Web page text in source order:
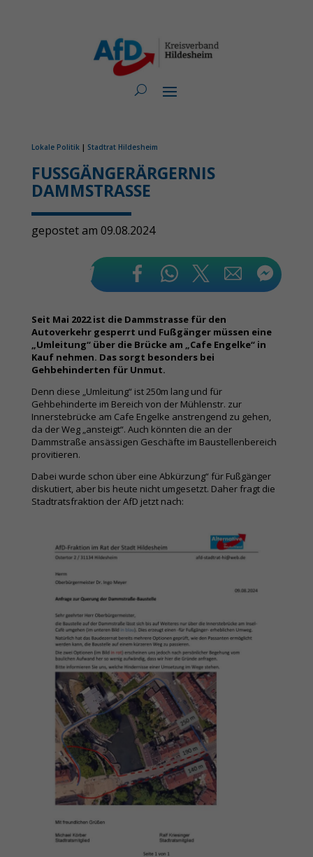
Lokale Politik | Stadtrat Hildesheim
FUSSGÄNGERÄRGERNIS D
AMMSTRASSE
gepostet am 09.08.2024
Seit Mai 2022 ist die Dammstrasse für den
Autoverkehr gesperrt und Fußgänger müssen eine
„Umleitung“ über die Brücke am „Cafe Engelke“ in
Kauf nehmen. Das sorgt besonders bei
Gehbehinderten für Unmut.
Denn diese „Umleitung“ ist 250m lang und für
Gehbehinderte im Bereich von der Mühlenstr. zur
Innerstebrücke am Cafe Engelke anstrengend zu gehen,
da der Weg „ansteigt“. Auch könnten die an der
Dammstraße ansässigen Geschäfte im Baustellenbereich
provitieren.
Dabei wurde schon über eine Abkürzung“ für Fußgänger
diskutiert, aber bis heute nicht umgesetzt. Daher fragt die
Stadtratsfraktion der AfD jetzt nach: